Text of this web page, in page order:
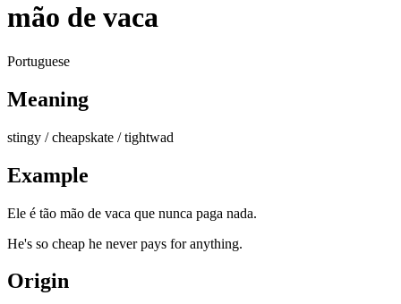
mão de vaca
Portuguese
Meaning
stingy / cheapskate / tightwad
Example
Ele é tão mão de vaca que nunca paga nada.
He's so cheap he never pays for anything.
Origin